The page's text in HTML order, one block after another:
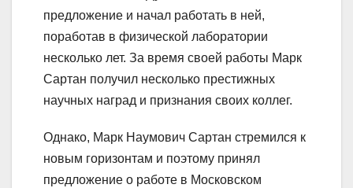
предложение и начал работать в ней,
поработав в физической лаборатории
несколько лет. За время своей работы Марк
Сартан получил несколько престижных
научных наград и признания своих коллег.
Однако, Марк Наумович Сартан стремился к
новым горизонтам и поэтому принял
предложение о работе в Московском